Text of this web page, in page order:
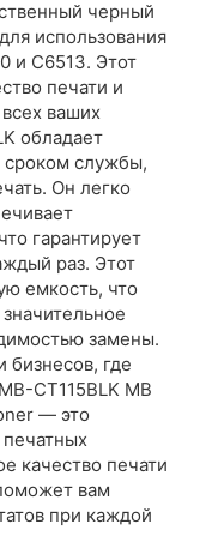
черный
использования
и C6513. Этот
печати и
ваших
обладает
сроком службы,
Он легко
гарантирует
раз. Этот
емкость, что
замены.
бизнесов, где
CT115BLK MB
— это
качество печати
вам
при каждой